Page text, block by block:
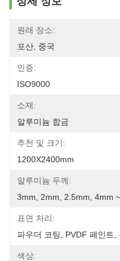
원래 장소:
포산, 중국
인증:
ISO9000
소재:
알루미늄 합금
추천 및 크기:
1200X2400mm
알루미늄 두께:
3mm, 2mm, 2.5mm, 4mm
표면 처리:
파우더 코팅, PVDF 페인트,
색상: